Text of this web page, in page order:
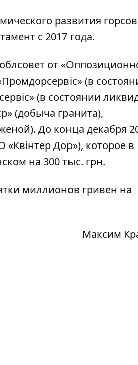
развития
с 2017 года.
от
(в
(в состоянии
(добыча гранита),
До конца декабря
Дор»), которое в
на 300 тыс. грн.
миллионов гривен на
Максим